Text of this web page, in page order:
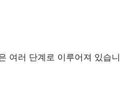
여러 단계로 이루어져 있습니